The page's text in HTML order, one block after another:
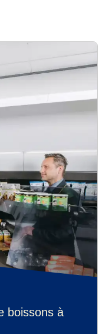
boissons à